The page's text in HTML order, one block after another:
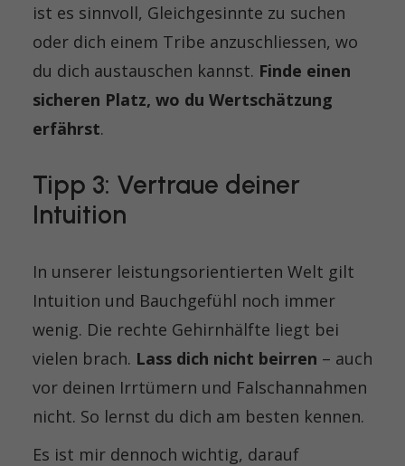
ist es sinnvoll, Gleichgesinnte zu suchen
oder dich einem Tribe anzuschliessen, wo
du dich austauschen kannst. Finde einen
sicheren Platz, wo du Wertschätzung
erfährst.
Tipp 3: Vertraue deiner
Intuition
In unserer leistungsorientierten Welt gilt
Intuition und Bauchgefühl noch immer
wenig. Die rechte Gehirnhälfte liegt bei
vielen brach. Lass dich nicht beirren – auch
vor deinen Irrtümern und Falschannahmen
nicht. So lernst du dich am besten kennen.
Es ist mir dennoch wichtig, darauf